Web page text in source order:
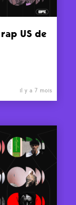
US de
il y a 7 mois